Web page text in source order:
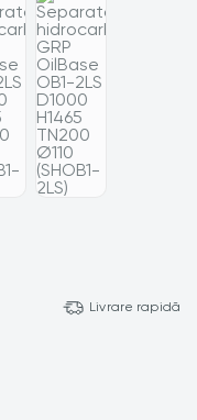
Livrare rapidă